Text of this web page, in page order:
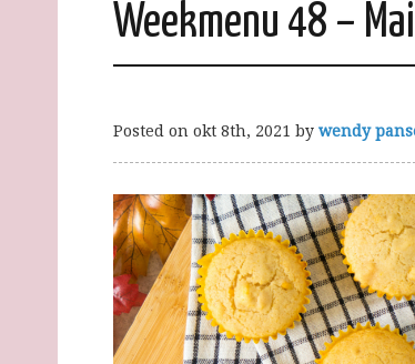
Weekmenu 48 –
Posted on okt 8th, 2021 by wendy